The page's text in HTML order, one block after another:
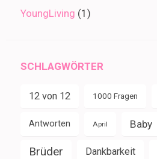
YoungLiving (1)
SCHLAGWÖRTER
12 von 12 1000 Fragen
Antworten April Baby
Brüder Dankbarkeit